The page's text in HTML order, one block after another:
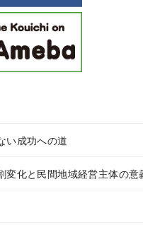
い成功への道
変化と民間地域経営主体の意